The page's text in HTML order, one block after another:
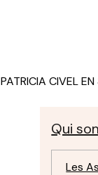
PATRICIA CIVEL
Qui
Les